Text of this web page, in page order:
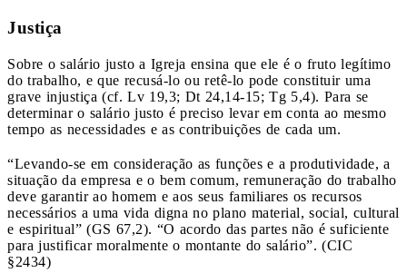
Justiça
Sobre o salário justo a Igreja ensina que ele é o fruto legítimo
do trabalho, e que recusá-lo ou retê-lo pode constituir uma
grave injustiça (cf. Lv 19,3; Dt 24,14-15; Tg 5,4). Para se
determinar o salário justo é preciso levar em conta ao mesmo
tempo as necessidades e as contribuições de cada um.
“Levando-se em consideração as funções e a produtividade, a
situação da empresa e o bem comum, remuneração do trabalho
deve garantir ao homem e aos seus familiares os recursos
necessários a uma vida digna no plano material, social, cultural
e espiritual” (GS 67,2). “O acordo das partes não é suficiente
para justificar moralmente o montante do salário”. (CIC
§2434)